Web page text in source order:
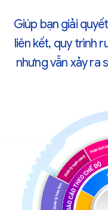
Giúp bạn giải
liên kết, quy trình
nhưng vẫn xảy ra